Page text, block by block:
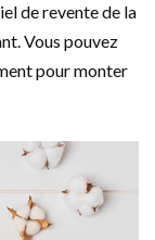
de revente de la
Vous pouvez
pour monter